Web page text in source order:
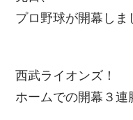
プロ野球が開幕しま
西武ライオンズ！
ホームでの開幕３連